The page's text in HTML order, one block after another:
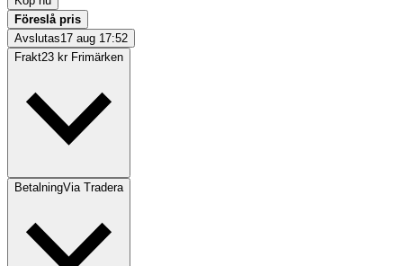
Föreslå pris
Avslutas17 aug 17:52
Frakt23 kr Frimärken
BetalningVia Tradera